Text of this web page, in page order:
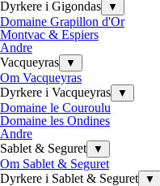
Dyrkere i Gigondas
▼
Domaine Grapillon d'Or
Montvac & Espiers
Andre
Vacqueyras
▼
Om Vacqueyras
Dyrkere i Vacqueyras
▼
Domaine le Couroulu
Domaine les Ondines
Andre
Sablet & Seguret
▼
Om Sablet & Seguret
Dyrkere i Sablet & Seguret
▼